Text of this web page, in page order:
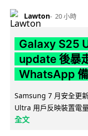
Lawton 20 小時
Galaxy S25
update 後暴
WhatsApp
Samsung 7 月安全更
Ultra 用戶反映裝置電
全文